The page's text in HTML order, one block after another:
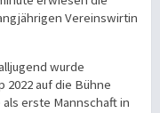
Vereinswirtin
wurde
2022 auf die Bühne
erste Mannschaft in